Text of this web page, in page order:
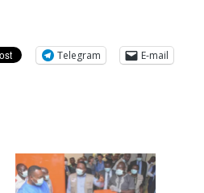
Telegram
E-mail